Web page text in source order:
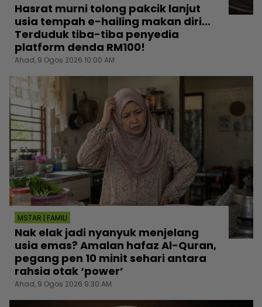
Hasrat murni tolong pakcik lanjut
usia tempah e-hailing makan diri...
Terduduk tiba-tiba penyedia
platform denda RM100!
Ahad, 9 Ogos 2026 10:00 AM
MSTAR | FAMILI
Nak elak jadi nyanyuk menjelang
usia emas? Amalan hafaz Al-Quran,
pegang pen 10 minit sehari antara
rahsia otak ‘power’
Ahad, 9 Ogos 2026 9:30 AM